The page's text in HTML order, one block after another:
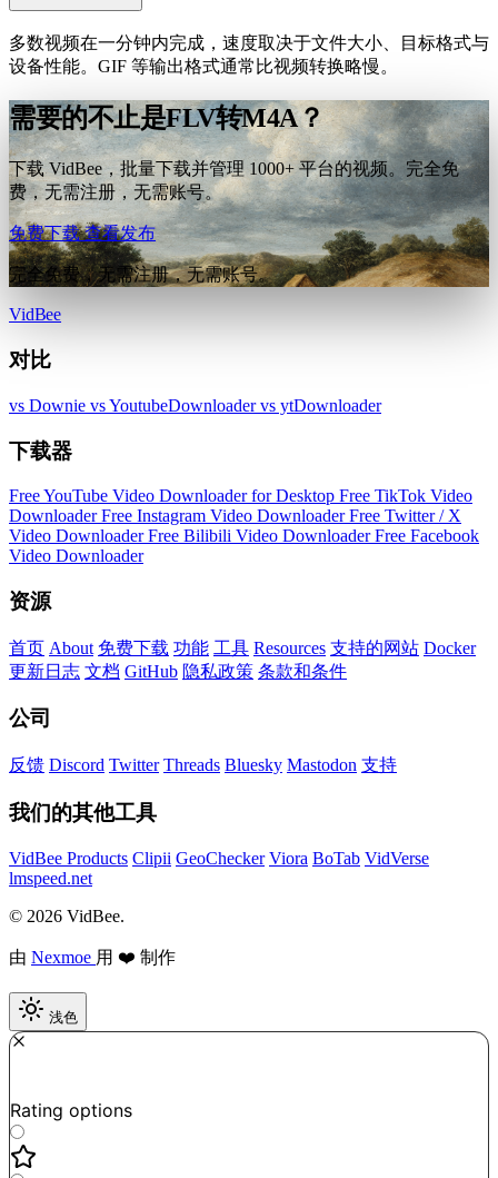
多数视频在一分钟内完成，速度取决于文件大小、目标格式与
设备性能。GIF 等输出格式通常比视频转换略慢。
需要的不止是FLV转M4A？
下载 VidBee，批量下载并管理 1000+ 平台的视频。完全免
费，无需注册，无需账号。
免费下载查看发布
完全免费，无需注册，无需账号。
VidBee
对比
vs Downie vs YoutubeDownloadervs ytDownloader
下载器
Free YouTube Video Downloader for Desktop Free TikTok Video
DownloaderFree Instagram Video DownloaderFree Twitter / X
Video DownloaderFree Bilibili Video DownloaderFree Facebook
Video Downloader
资源
首页 About 免费下载 功能 工具 Resources 支持的网站 Docker
更新日志 文档 GitHub 隐私政策 条款和条件
公司
反馈 Discord Twitter Threads Bluesky Mastodon 支持
我们的其他工具
VidBee Products Clipii GeoChecker Viora BoTab VidVerse
lmspeed.net
© 2026 VidBee.
由 Nexmoe 用 ❤️ 制作
浅色
Rating options